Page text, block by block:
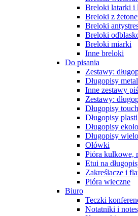
Breloki latarki i
Breloki z
Breloki
Breloki
Breloki miarki
Inne breloki
Do pisania
Zestawy:
Długopisy
Inne zestawy
Zestawy:
Długopisy
Długopisy
Długopisy
Długopisy
Ołówki
Pióra kulkowe,
Etui na
Zakreślacze i
Pióra wieczne
Biuro
Teczki
Notatniki i